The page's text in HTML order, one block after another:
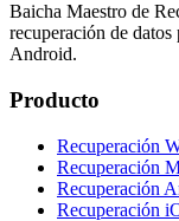
Baicha Maestro de
recuperación de
Android.
Producto
Recuperación
Recuperación
Recuperación
Recuperación